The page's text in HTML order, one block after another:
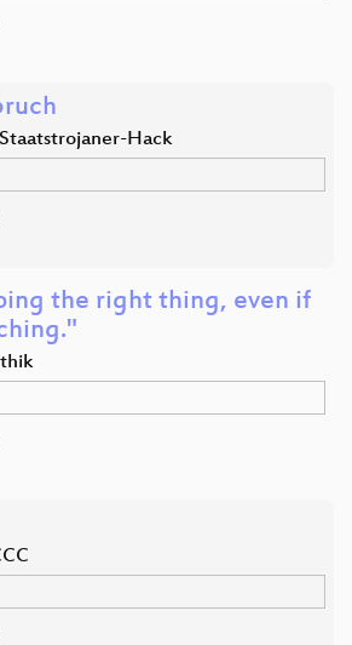
Hack
the right thing, even if